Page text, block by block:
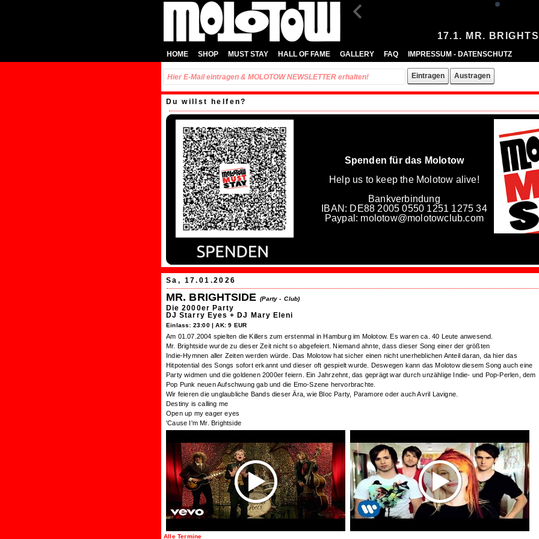
HOME SHOP MUST STAY HALL OF FAME GALLERY FAQ IMPRESSUM - DATENSCHUTZ
Du willst helfen?
Spenden für das Molotow
Help us to keep the Molotow alive!
Bankverbindung
IBAN: DE88 2005 0550 1251 1275 34
Paypal: molotow@molotowclub.com
Sa, 17.01.2026
MR. BRIGHTSIDE (Party - Club)
Die 2000er Party
DJ Starry Eyes + DJ Mary Eleni
Einlass: 23:00 | AK: 9 EUR
Am 01.07.2004 spielten die Killers zum erstenmal in Hamburg im Molotow. Es waren ca. 40 Leute anwesend.
Mr. Brightside wurde zu dieser Zeit nicht so abgefeiert. Niemand ahnte, dass dieser Song einer der größten
Indie-Hymnen aller Zeiten werden würde. Das Molotow hat sicher einen nicht unerheblichen Anteil daran, da hier das
Hitpotential des Songs sofort erkannt und dieser oft gespielt wurde. Deswegen kann das Molotow diesem Song auch eine
Party widmen und die goldenen 2000er feiern. Ein Jahrzehnt, das geprägt war durch unzählige Indie- und Pop-Perlen, dem
Pop Punk neuen Aufschwung gab und die Emo-Szene hervorbrachte.
Wir feieren die unglaubliche Bands dieser Ära, wie Bloc Party, Paramore oder auch Avril Lavigne.
Destiny is calling me
Open up my eager eyes
'Cause I'm Mr. Brightside
Alle Termine
17.1. MR.